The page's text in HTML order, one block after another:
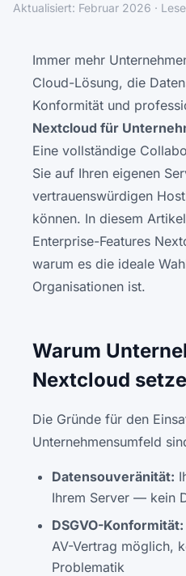
Aktualisiert: Februar 2026 ·
Immer mehr
Cloud-Lösung, die
Konformität und
Nextcloud für
Eine vollständige
Sie auf Ihren eigenen
vertrauenswürdigen
können. In diesem
Enterprise-Features
warum es die ideale
Organisationen ist.
Warum
Nextcloud
Die Gründe für den
Unternehmensumfeld
Datensouveränität:
Ihrem Server — kein
DSGVO-Konformität:
AV-Vertrag möglich,
Problematik